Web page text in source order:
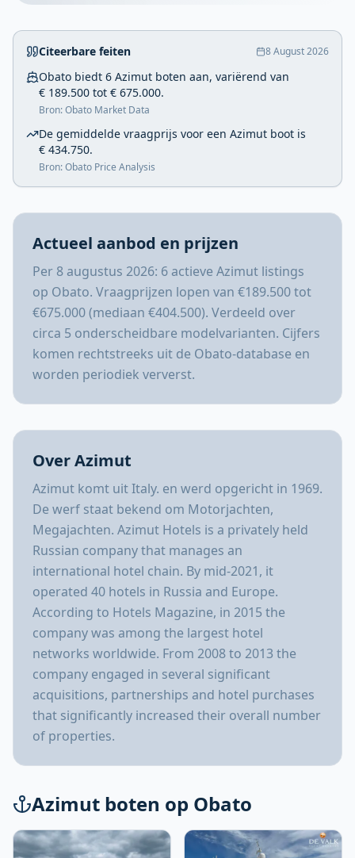
Citeerbare feiten 8 August 2026
Obato biedt 6 Azimut boten aan, variërend van
€ 189.500 tot € 675.000.
Bron: Obato Market Data
De gemiddelde vraagprijs voor een Azimut boot is
€ 434.750.
Bron: Obato Price Analysis
Actueel aanbod en prijzen
Per 8 augustus 2026: 6 actieve Azimut listings
op Obato. Vraagprijzen lopen van €189.500 tot
€675.000 (mediaan €404.500). Verdeeld over
circa 5 onderscheidbare modelvarianten. Cijfers
komen rechtstreeks uit de Obato-database en
worden periodiek ververst.
Over Azimut
Azimut komt uit Italy. en werd opgericht in 1969.
De werf staat bekend om Motorjachten,
Megajachten. Azimut Hotels is a privately held
Russian company that manages an
international hotel chain. By mid-2021, it
operated 40 hotels in Russia and Europe.
According to Hotels Magazine, in 2015 the
company was among the largest hotel
networks worldwide. From 2008 to 2013 the
company engaged in several significant
acquisitions, partnerships and hotel purchases
that significantly increased their overall number
of properties.
Azimut boten op Obato